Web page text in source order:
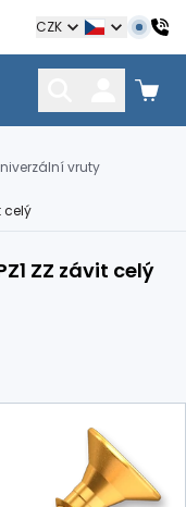
CZK
hmoždinky, napínáky
vruty
celý
ZZ závit celý